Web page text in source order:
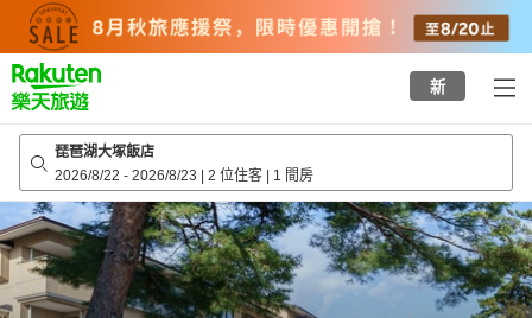
top
page
新
琵琶湖大塚飯店
2026/8/22 - 2026/8/23 | 2 位住客 | 1 間房